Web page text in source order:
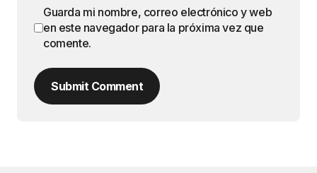
Guarda mi nombre, correo electrónico y web
en este navegador para la próxima vez que
comente.
Submit Comment